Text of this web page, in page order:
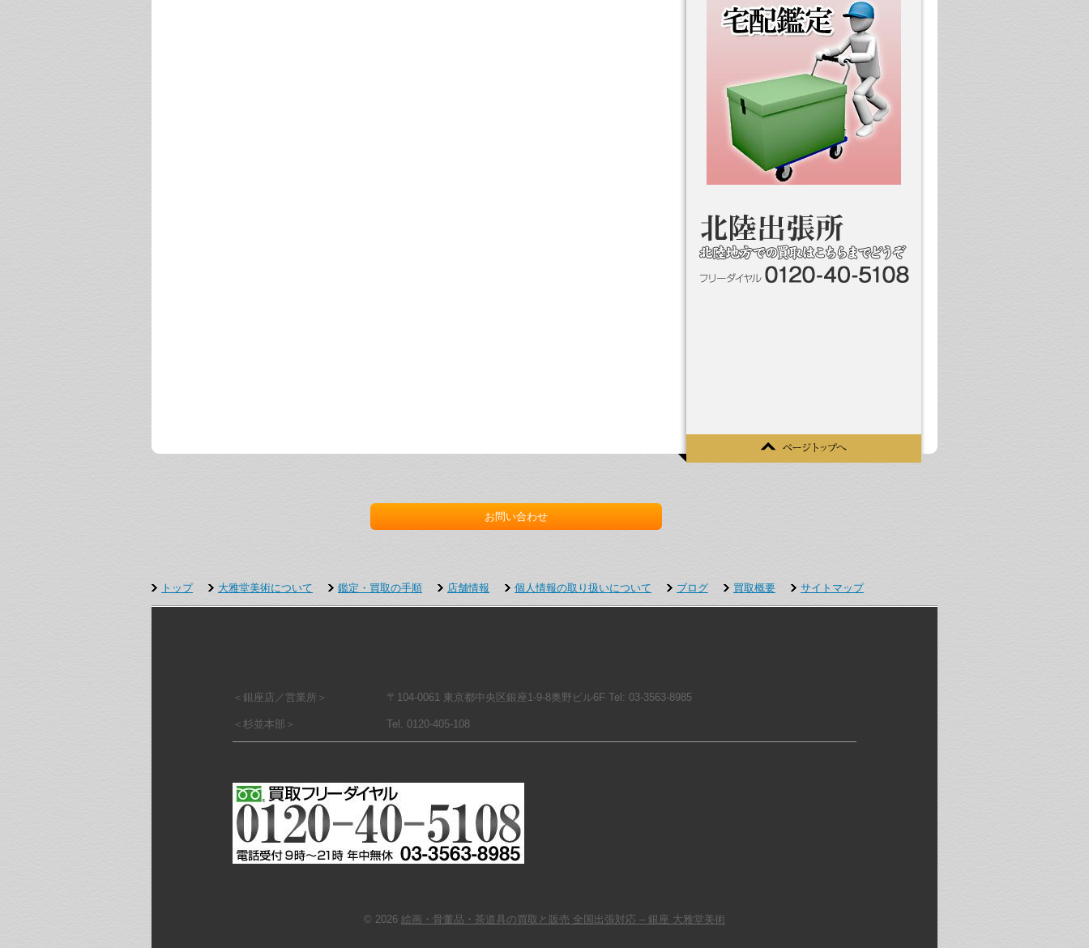
お問い合わせ
トップ 大雅堂美術について 鑑定・買取の手順 店舗情報 個人情報の取り扱いについて ブログ 買取概要 サイトマップ
＜銀座店／営業所＞ 〒104-0061 東京都中央区銀座1-9-8奥野ビル6F Tel: 03-3563-8985
＜杉並本部＞ Tel. 0120-405-108
© 2026 絵画・骨董品・茶道具の買取と販売 全国出張対応 – 銀座 大雅堂美術